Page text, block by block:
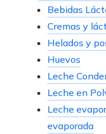
Bebidas
Cremas y
Helados y
Huevos
Leche
Leche en
Leche
evaporada